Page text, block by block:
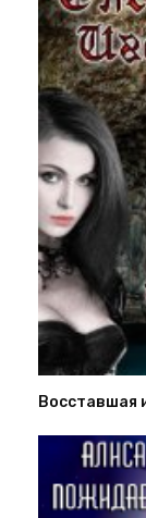
Восставшая